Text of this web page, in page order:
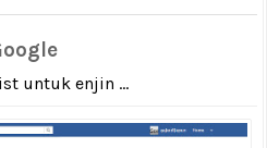
untuk enjin ...